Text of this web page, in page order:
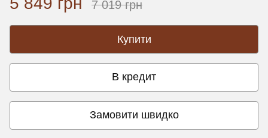
7 019 грн
Купити
В кредит
Замовити швидко